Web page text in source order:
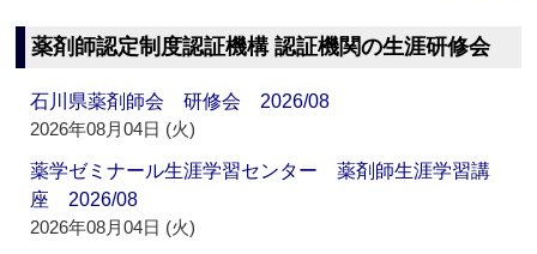
薬剤師認定制度認証機構 認証機関の生涯研修会
石川県薬剤師会 研修会 2026/08
2026年08月04日 (火)
薬学ゼミナール生涯学習センター 薬剤師生涯学習講
座 2026/08
2026年08月04日 (火)